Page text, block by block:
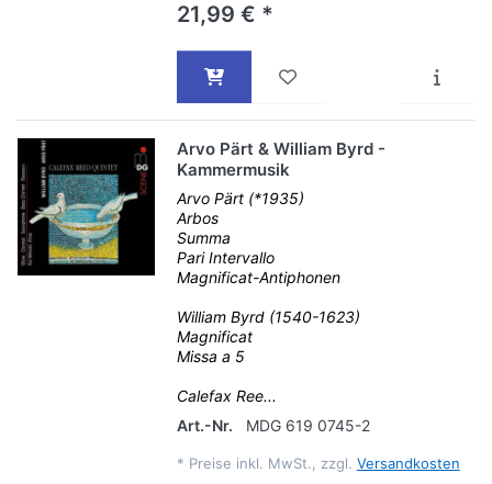
21,99 € *
Arvo Pärt & William Byrd -
Kammermusik
Arvo Pärt (*1935)
Arbos
Summa
Pari Intervallo
Magnificat-Antiphonen
William Byrd (1540-1623)
Magnificat
Missa a 5
Calefax Ree...
Art.-Nr.
MDG 619 0745-2
* Preise inkl. MwSt., zzgl. Versandkosten